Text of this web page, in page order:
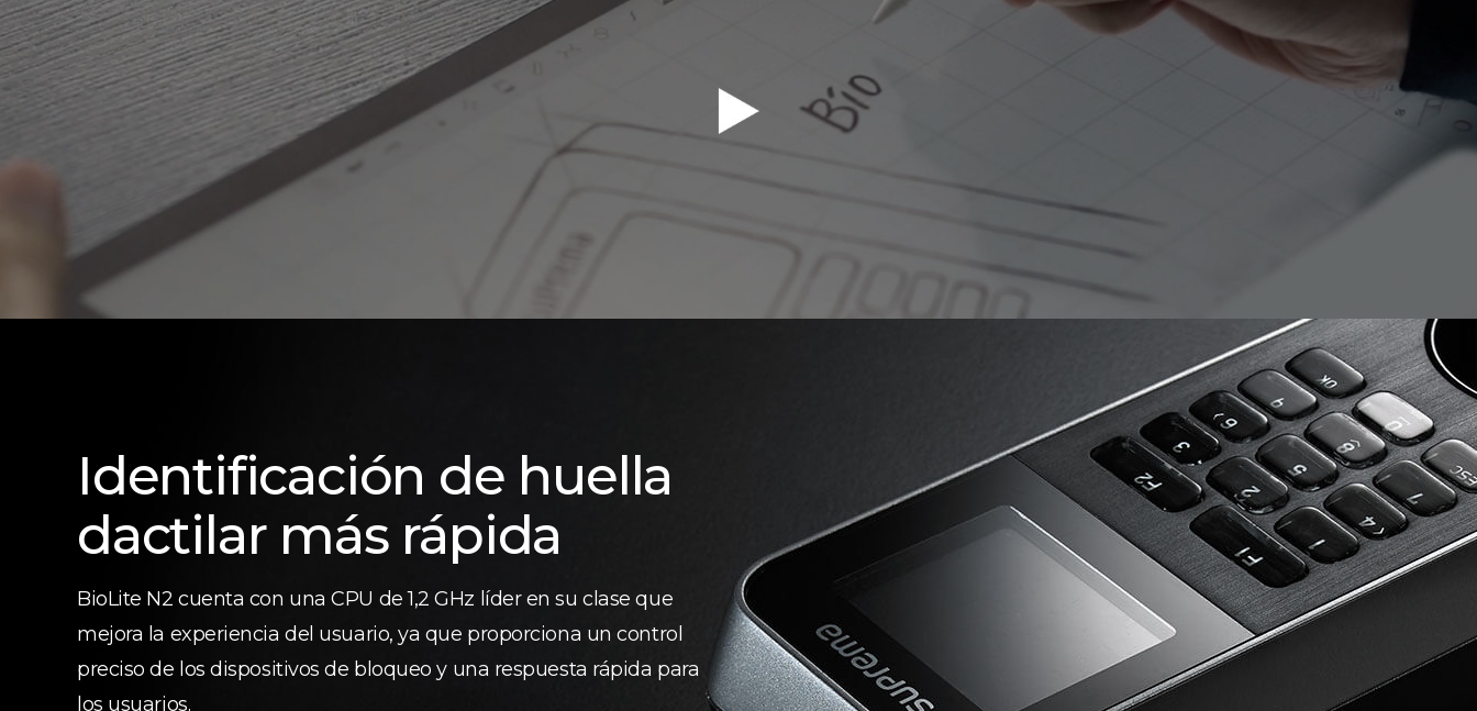
Identificación de huella
dactilar más rápida
BioLite N2 cuenta con una CPU de 1,2 GHz líder en su clase que
mejora la experiencia del usuario, ya que proporciona un control
preciso de los dispositivos de bloqueo y una respuesta rápida para
los usuarios.